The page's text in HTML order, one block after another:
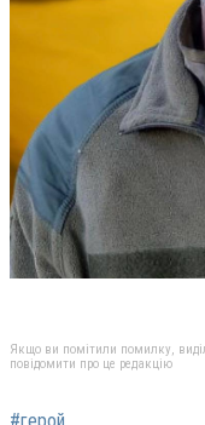
Якщо ви помітили помилку,
повідомити про це редакцію